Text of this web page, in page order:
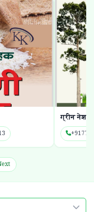
ग्रीन नेशन